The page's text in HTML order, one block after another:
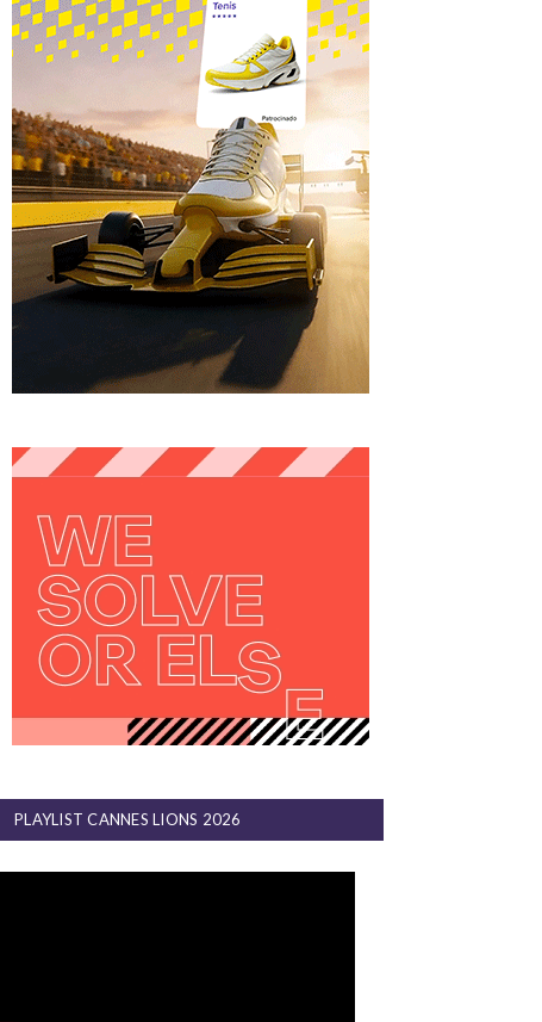
PLAYLIST CANNES LIONS 2026